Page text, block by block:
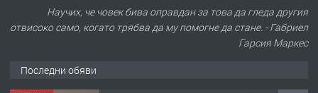
Научих, че човек бива оправдан за това да гледа другия
отвисоко само, когато трябва да му помогне да стане. - Габриел
Гарсия Маркес
Последни обяви
Под НАЕМ двустаен Орфей